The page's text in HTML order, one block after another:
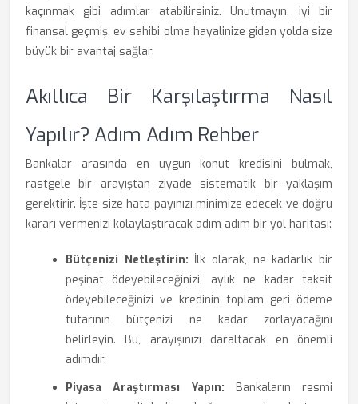
kaçınmak gibi adımlar atabilirsiniz. Unutmayın, iyi bir
finansal geçmiş, ev sahibi olma hayalinize giden yolda size
büyük bir avantaj sağlar.
Akıllıca Bir Karşılaştırma Nasıl
Yapılır? Adım Adım Rehber
Bankalar arasında en uygun konut kredisini bulmak,
rastgele bir arayıştan ziyade sistematik bir yaklaşım
gerektirir. İşte size hata payınızı minimize edecek ve doğru
kararı vermenizi kolaylaştıracak adım adım bir yol haritası:
Bütçenizi Netleştirin: İlk olarak, ne kadarlık bir
peşinat ödeyebileceğinizi, aylık ne kadar taksit
ödeyebileceğinizi ve kredinin toplam geri ödeme
tutarının bütçenizi ne kadar zorlayacağını
belirleyin. Bu, arayışınızı daraltacak en önemli
adımdır.
Piyasa Araştırması Yapın: Bankaların resmi